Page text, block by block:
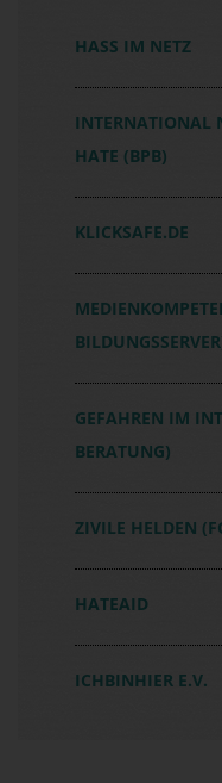
HASS IM NETZ
INTERNATIONAL
HATE (BPB)
KLICKSAFE.DE
GEFAHREN IM
BERATUNG)
ZIVILE HELDEN
HATEAID
ICHBINHIER E.V.